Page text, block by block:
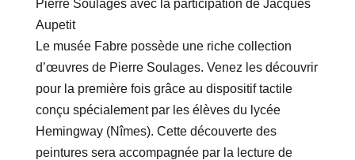
Pierre Soulages avec la participation de Jacques
Aupetit
Le musée Fabre possède une riche collection
d’œuvres de Pierre Soulages. Venez les découvrir
pour la première fois grâce au dispositif tactile
conçu spécialement par les élèves du lycée
Hemingway (Nîmes). Cette découverte des
peintures sera accompagnée par la lecture de